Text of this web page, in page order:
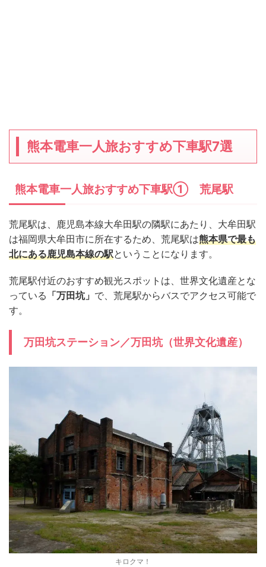
熊本電車一人旅おすすめ下車駅7選
熊本電車一人旅おすすめ下車駅① 荒尾駅
荒尾駅は、鹿児島本線大牟田駅の隣駅にあたり、大牟田駅
は福岡県大牟田市に所在するため、荒尾駅は熊本県で最も
北にある鹿児島本線の駅ということになります。
荒尾駅付近のおすすめ観光スポットは、世界文化遺産とな
っている 「万田坑」 で、荒尾駅からバスでアクセス可能で
す。
万田坑ステーション／万田坑（世界文化遺産）
キロクマ！